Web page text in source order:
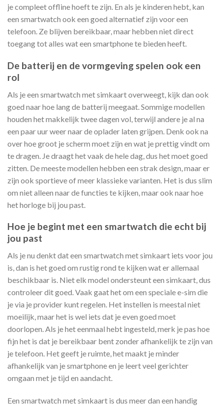
je compleet offline hoeft te zijn. En als je kinderen hebt, kan
een smartwatch ook een goed alternatief zijn voor een
telefoon. Ze blijven bereikbaar, maar hebben niet direct
toegang tot alles wat een smartphone te bieden heeft.
De batterij en de vormgeving spelen ook een
rol
Als je een smartwatch met simkaart overweegt, kijk dan ook
goed naar hoe lang de batterij meegaat. Sommige modellen
houden het makkelijk twee dagen vol, terwijl andere je al na
een paar uur weer naar de oplader laten grijpen. Denk ook na
over hoe groot je scherm moet zijn en wat je prettig vindt om
te dragen. Je draagt het vaak de hele dag, dus het moet goed
zitten. De meeste modellen hebben een strak design, maar er
zijn ook sportieve of meer klassieke varianten. Het is dus slim
om niet alleen naar de functies te kijken, maar ook naar hoe
het horloge bij jou past.
Hoe je begint met een smartwatch die echt bij
jou past
Als je nu denkt dat een smartwatch met simkaart iets voor jou
is, dan is het goed om rustig rond te kijken wat er allemaal
beschikbaar is. Niet elk model ondersteunt een simkaart, dus
controleer dit goed. Vaak gaat het om een speciale e-sim die
je via je provider kunt regelen. Het instellen is meestal niet
moeilijk, maar het is wel iets dat je even goed moet
doorlopen. Als je het eenmaal hebt ingesteld, merk je pas hoe
fijn het is dat je bereikbaar bent zonder afhankelijk te zijn van
je telefoon. Het geeft je ruimte, het maakt je minder
afhankelijk van je smartphone en je leert veel gerichter
omgaan met je tijd en aandacht.
Een smartwatch met simkaart is dus meer dan een handig